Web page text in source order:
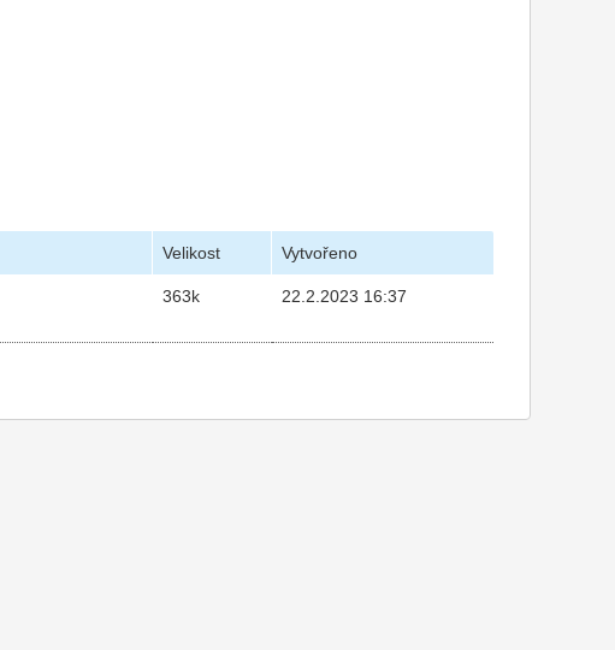
Velikost Vytvořeno
363k 22.2.2023 16:37